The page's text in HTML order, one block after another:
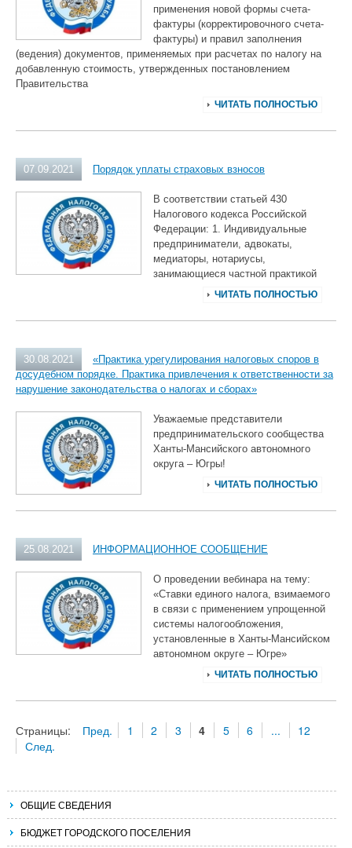
применения новой формы счета-
фактуры (корректировочного счета-
фактуры) и правил заполнения
(ведения) документов, применяемых при расчетах по налогу на
добавленную стоимость, утвержденных постановлением
Правительства
ЧИТАТЬ ПОЛНОСТЬЮ
07.09.2021 Порядок уплаты страховых взносов
В соответствии статьей 430
Налогового кодекса Российской
Федерации: 1. Индивидуальные
предприниматели, адвокаты,
медиаторы, нотариусы,
занимающиеся частной практикой
ЧИТАТЬ ПОЛНОСТЬЮ
30.08.2021
«Практика урегулирования налоговых споров в
досудебном порядке. Практика привлечения к ответственности за
нарушение законодательства о налогах и сборах»
Уважаемые представители
предпринимательского сообщества
Ханты-Мансийского автономного
округа – Югры!
ЧИТАТЬ ПОЛНОСТЬЮ
25.08.2021 ИНФОРМАЦИОННОЕ СООБЩЕНИЕ
О проведении вебинара на тему:
«Ставки единого налога, взимаемого
в связи с применением упрощенной
системы налогообложения,
установленные в Ханты-Мансийском
автономном округе – Югре»
ЧИТАТЬ ПОЛНОСТЬЮ
Страницы: Пред. 1 2 3 4 5 6 ...
12
След.
ОБЩИЕ СВЕДЕНИЯ
БЮДЖЕТ ГОРОДСКОГО ПОСЕЛЕНИЯ